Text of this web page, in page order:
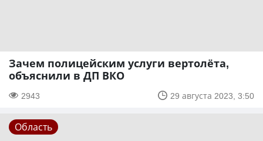
Зачем полицейским услуги вертолёта,
объяснили в ДП ВКО
2943 29 августа 2023, 3:50
Область